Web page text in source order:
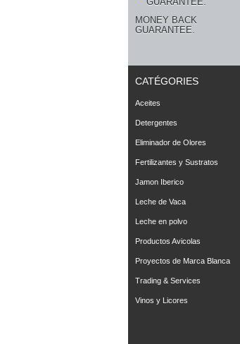
MONEY BACK
GUARANTEE.
CATÉGORIES
Aceites
Detergentes
Eliminador de Olores
Fertilizantes y Sustratos
Jamon Iberico
Leche de Vaca
Leche en polvo
Productos Avicolas
Proyectos de Marca Blanca
Trading & Services
Vinos y Licores